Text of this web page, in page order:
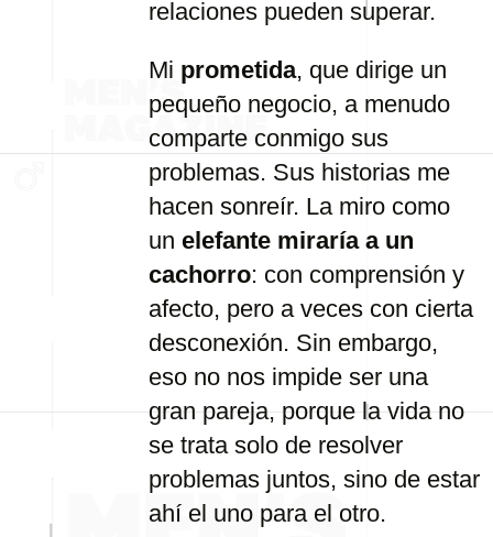
relaciones pueden superar.
Mi prometida, que dirige un
pequeño negocio, a menudo
comparte conmigo sus
problemas. Sus historias me
hacen sonreír. La miro como
un elefante miraría a un
cachorro: con comprensión y
afecto, pero a veces con cierta
desconexión. Sin embargo,
eso no nos impide ser una
gran pareja, porque la vida no
se trata solo de resolver
problemas juntos, sino de estar
ahí el uno para el otro.